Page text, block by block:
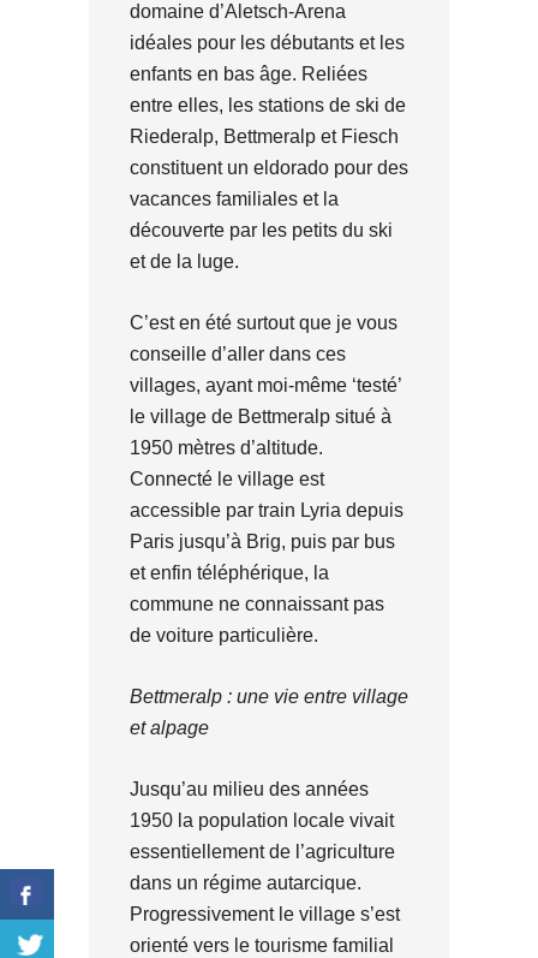
domaine d’Aletsch-Arena
idéales pour les débutants et les
enfants en bas âge. Reliées
entre elles, les stations de ski de
Riederalp, Bettmeralp et Fiesch
constituent un eldorado pour des
vacances familiales et la
découverte par les petits du ski
et de la luge.
C’est en été surtout que je vous
conseille d’aller dans ces
villages, ayant moi-même ‘testé’
le village de Bettmeralp situé à
1950 mètres d’altitude.
Connecté le village est
accessible par train Lyria depuis
Paris jusqu’à Brig, puis par bus
et enfin téléphérique, la
commune ne connaissant pas
de voiture particulière.
Bettmeralp : une vie entre village
et alpage
Jusqu’au milieu des années
1950 la population locale vivait
essentiellement de l’agriculture
dans un régime autarcique.
Progressivement le village s’est
orienté vers le tourisme familial